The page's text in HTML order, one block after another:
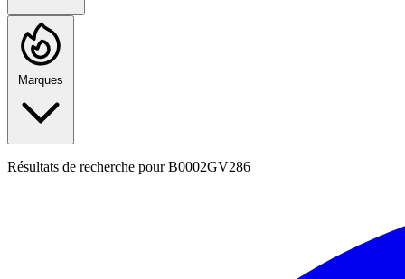
Marques
Résultats de recherche pourB0002GV286